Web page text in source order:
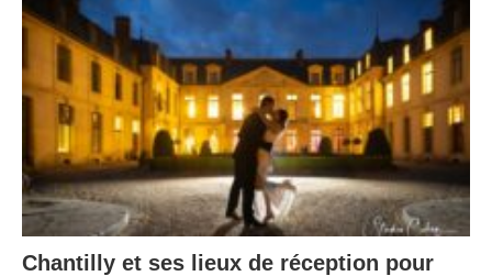
Chantilly et ses lieux de réception pour